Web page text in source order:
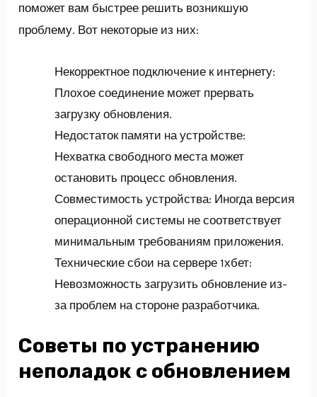
поможет вам быстрее решить возникшую
проблему. Вот некоторые из них:
Некорректное подключение к интернету:
Плохое соединение может прервать
загрузку обновления.
Недостаток памяти на устройстве:
Нехватка свободного места может
остановить процесс обновления.
Совместимость устройства: Иногда версия
операционной системы не соответствует
минимальным требованиям приложения.
Технические сбои на сервере 1хбет:
Невозможность загрузить обновление из-
за проблем на стороне разработчика.
Советы по устранению
неполадок с обновлением